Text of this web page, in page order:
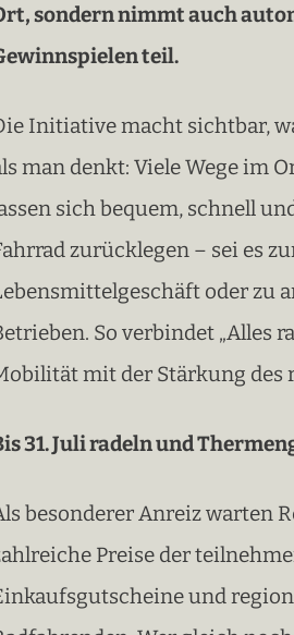
sondern nimmt auch
teil.
Initiative macht sichtbar,
man denkt: Viele Wege im
sich bequem, schnell
zurücklegen – sei es
oder zu
So verbindet „Alles
mit der Stärkung des
31. Juli radeln und
besonderer Anreiz warten
Preise der
und